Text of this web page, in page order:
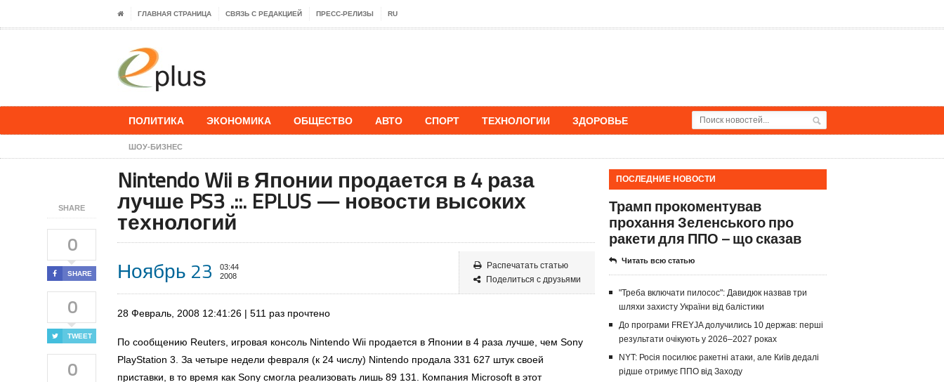
ГЛАВНАЯ СТРАНИЦА СВЯЗЬ С РЕДАКЦИЕЙ ПРЕСС-РЕЛИЗЫ RU
ПОЛИТИКА ЭКОНОМИКА ОБЩЕСТВО АВТО СПОРТ ТЕХНОЛОГИИ ЗДОРОВЬЕ
ШОУ-БИЗНЕС
SHARE
0
SHARE
0
TWEET
0
Nintendo Wii в Японии продается в 4 раза
лучше PS3 .::. EPLUS — новости высоких
технологий
Ноябрь 23
03:44
2008
Распечатать статью
Поделиться с друзьями
28 Февраль, 2008 12:41:26 | 511 раз прочтено
По сообщению Reuters, игровая консоль Nintendo Wii продается в Японии в 4 раза лучше, чем Sony
PlayStation 3. За четыре недели февраля (к 24 числу) Nintendo продала 331 627 штук своей
приставки, в то время как Sony смогла реализовать лишь 89 131. Компания Microsoft в этот
ПОСЛЕДНИЕ НОВОСТИ
Трамп прокоментував
прохання Зеленського про
ракети для ППО – що сказав
Читать всю статью
"Треба включати пилосос": Давидюк назвав три
шляхи захисту України від балістики
До програми FREYJA долучились 10 держав: перші
результати очікують у 2026–2027 роках
NYT: Росія посилює ракетні атаки, але Київ дедалі
рідше отримує ППО від Заходу